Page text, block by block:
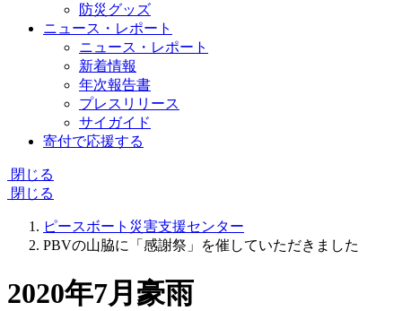
防災グッズ
ニュース・レポート
ニュース・レポート
新着情報
年次報告書
プレスリリース
サイガイド
寄付で応援する
閉じる
閉じる
ピースボート災害支援センター
PBVの山脇に「感謝祭」を催していただきました
2020年7月豪雨